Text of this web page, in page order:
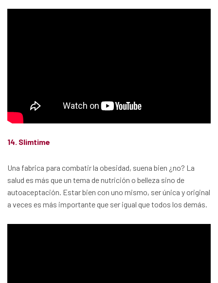
14. Slimtime
Una fabrica para combatir la obesidad, suena bien ¿no? La
salud es más que un tema de nutrición o belleza sino de
autoaceptación. Estar bien con uno mismo, ser única y original
a veces es más importante que ser igual que todos los demás.